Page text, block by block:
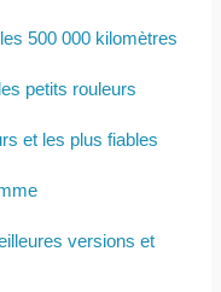
500 000 kilomètres
petits rouleurs
et les plus fiables
versions et